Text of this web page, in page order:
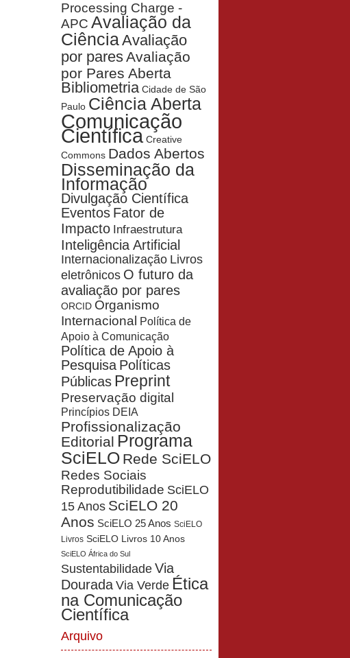
Processing Charge -
APC Avaliação da
CiênciaAvaliação
por paresAvaliação
por Pares Aberta
Bibliometria Cidade de São
Paulo Ciência Aberta
Comunicação
Científica Creative
Commons Dados Abertos
Disseminação da
Informação
Divulgação Científica
Eventos Fator de
Impacto Infraestrutura
Inteligência Artificial
Internacionalização Livros
eletrônicos O futuro da
avaliação por pares
ORCID Organismo
Internacional Política de
Apoio à Comunicação
Política de Apoio à
Pesquisa Políticas
Públicas Preprint
Preservação digital
Princípios DEIA
Profissionalização
Editorial Programa
SciELO Rede SciELO
Redes Sociais
Reprodutibilidade SciELO
15 Anos SciELO 20
Anos SciELO 25 Anos SciELO
Livros SciELO Livros 10 Anos
SciELO África do Sul
Sustentabilidade Via
DouradaVia Verde Ética
na Comunicação
Científica
Arquivo